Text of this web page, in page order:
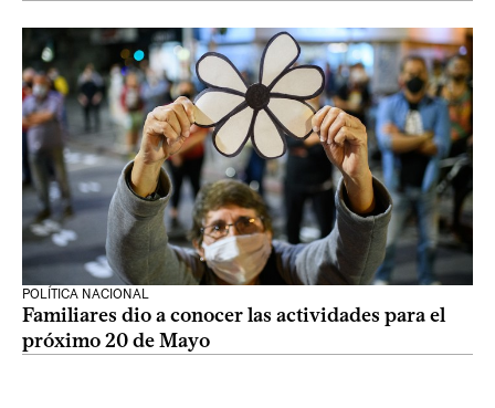
POLÍTICA NACIONAL
Familiares dio a conocer las actividades para el
próximo 20 de Mayo